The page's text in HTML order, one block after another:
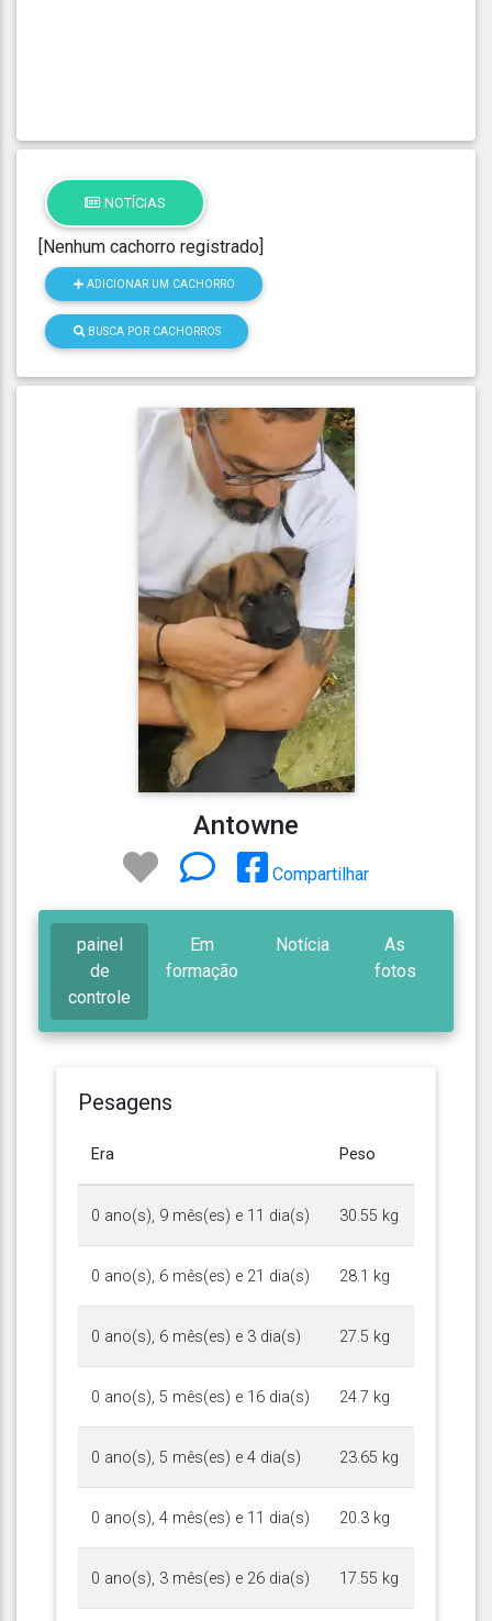
NOTÍCIAS
[Nenhum cachorro registrado]
ADICIONAR UM CACHORRO
BUSCA POR CACHORROS
Antowne
Compartilhar
painel
de
controle
Em
formação
Notícia
As
fotos
Pesagens
Era Peso
0 ano(s), 9 mês(es) e 11 dia(s) 30.55 kg
0 ano(s), 6 mês(es) e 21 dia(s) 28.1 kg
0 ano(s), 6 mês(es) e 3 dia(s) 27.5 kg
0 ano(s), 5 mês(es) e 16 dia(s) 24.7 kg
0 ano(s), 5 mês(es) e 4 dia(s) 23.65 kg
0 ano(s), 4 mês(es) e 11 dia(s) 20.3 kg
0 ano(s), 3 mês(es) e 26 dia(s) 17.55 kg